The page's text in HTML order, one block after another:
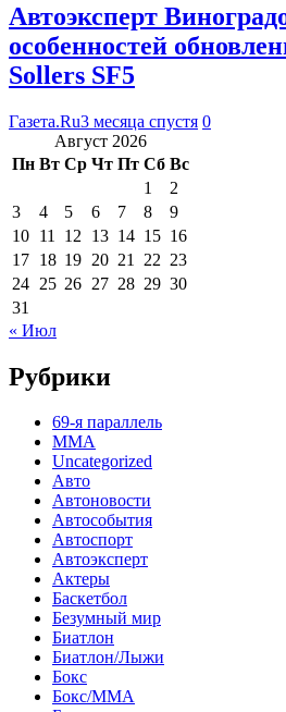
Автоэксперт
особенностей
Sollers SF5
Газета.Ru3 месяца спустя 0
Август 2026
Пн Вт Ср Чт Пт Сб Вс
1
2
3
4 5 6 7 8
9
10 11 12 13 14 15 16
17 18 19 20 21 22 23
24 25 26 27 28 29 30
31
« Июл
Рубрики
69-я параллель
MMA
Uncategorized
Авто
Автоновости
Автособытия
Автоспорт
Автоэксперт
Актеры
Баскетбол
Безумный мир
Биатлон
Биатлон/Лыжи
Бокс
Бокс/MMA